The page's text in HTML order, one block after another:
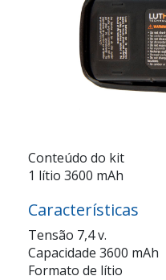
Conteúdo do kit
1 lítio 3600 mAh
Características
Tensão 7,4 v.
Capacidade 3600 mAh
Formato de lítio